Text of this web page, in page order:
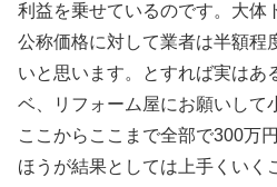
利益を乗せているのです。大体
公称価格に対して業者は半額程
いと思います。とすれば実はあ
ベ、リフォーム屋にお願いして
ここからここまで全部で300万
ほうが結果としては上手くいく